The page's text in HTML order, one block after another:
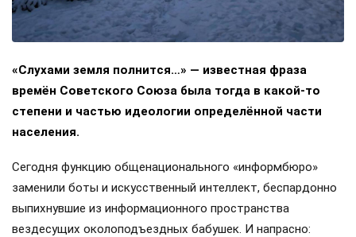
«Слухами земля полнится…» — известная фраза
времён Советского Союза была тогда в какой-то
степени и частью идеологии определённой части
населения.
Сегодня функцию общенационального «информбюро»
заменили боты и искусственный интеллект, беспардонно
выпихнувшие из информационного пространства
вездесущих околоподъездных бабушек. И напрасно: